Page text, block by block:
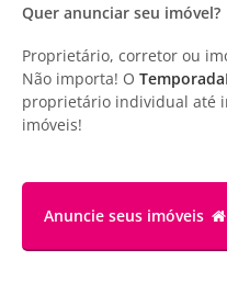
Quer anunciar seu imóvel?
Proprietário, corretor ou
Não importa! O
proprietário individual até
imóveis!
Anuncie seus imóveis